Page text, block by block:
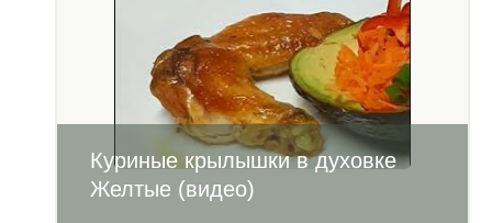
Куриные крылышки в духовке
Желтые (видео)